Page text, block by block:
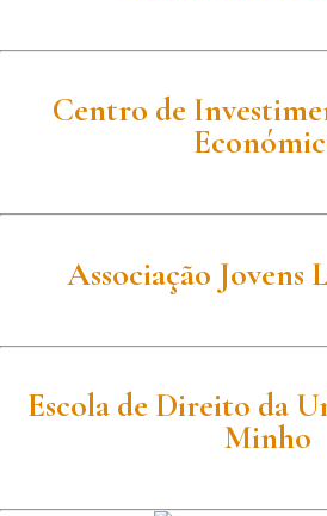
Centro de
Associação Jovens
Escola de Direito da
Minho